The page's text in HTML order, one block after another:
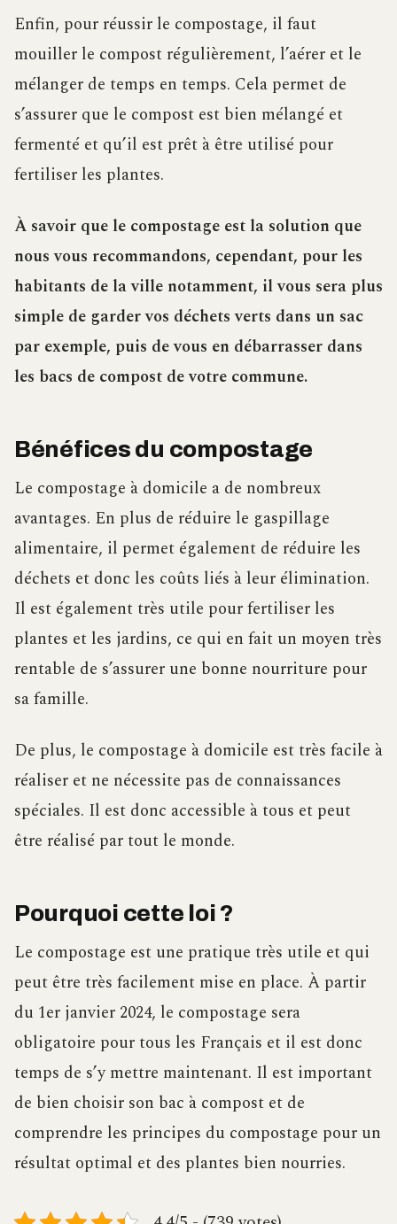
Enfin, pour réussir le compostage, il faut
mouiller le compost régulièrement, l’aérer et le
mélanger de temps en temps. Cela permet de
s’assurer que le compost est bien mélangé et
fermenté et qu’il est prêt à être utilisé pour
fertiliser les plantes.
À savoir que le compostage est la solution que
nous vous recommandons, cependant, pour les
habitants de la ville notamment, il vous sera plus
simple de garder vos déchets verts dans un sac
par exemple, puis de vous en débarrasser dans
les bacs de compost de votre commune.
Bénéfices du compostage
Le compostage à domicile a de nombreux
avantages. En plus de réduire le gaspillage
alimentaire, il permet également de réduire les
déchets et donc les coûts liés à leur élimination.
Il est également très utile pour fertiliser les
plantes et les jardins, ce qui en fait un moyen très
rentable de s’assurer une bonne nourriture pour
sa famille.
De plus, le compostage à domicile est très facile à
réaliser et ne nécessite pas de connaissances
spéciales. Il est donc accessible à tous et peut
être réalisé par tout le monde.
Pourquoi cette loi ?
Le compostage est une pratique très utile et qui
peut être très facilement mise en place. À partir
du 1er janvier 2024, le compostage sera
obligatoire pour tous les Français et il est donc
temps de s’y mettre maintenant. Il est important
de bien choisir son bac à compost et de
comprendre les principes du compostage pour un
résultat optimal et des plantes bien nourries.